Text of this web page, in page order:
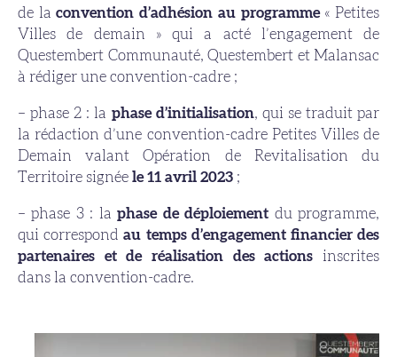
de laconvention d’adhésion au programme« Petites
Villes de demain » qui a acté l’engagement de
Questembert Communauté, Questembert et Malansac
à rédiger une convention-cadre ;
– phase 2 : la phase d’initialisation, qui se traduit par
la rédaction d’une convention-cadre Petites Villes de
Demain valant Opération de Revitalisation du
Territoire signée le 11 avril 2023 ;
– phase 3 : laphase de déploiement du programme,
qui correspondau temps d’engagement financier des
partenaires et de réalisation des actions inscrites
dans la convention-cadre.